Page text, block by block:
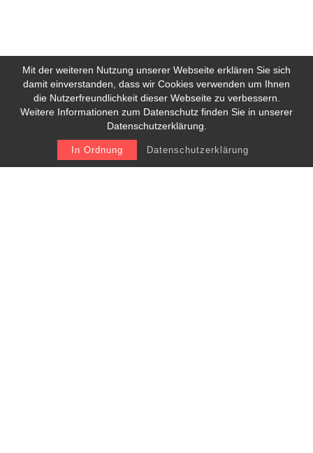
Mit der weiteren Nutzung unserer Webseite erklären Sie sich
damit einverstanden, dass wir Cookies verwenden um Ihnen
die Nutzerfreundlichkeit dieser Webseite zu verbessern.
Weitere Informationen zum Datenschutz finden Sie in unserer
Datenschutzerklärung.
In Ordnung Datenschutzerklärung